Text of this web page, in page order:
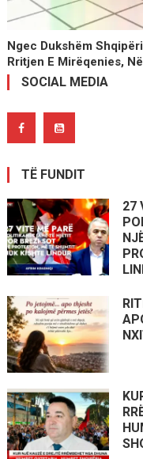
Ngec Dukshëm
Rritjen E Mirëqenies,
SOCIAL MEDIA
TË FUNDIT
27